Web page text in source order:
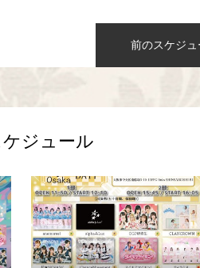
前のスケジュ
ケジュール